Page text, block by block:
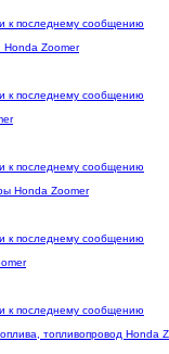
к последнему сообщению
Zoomer
к последнему сообщению
к последнему сообщению
Honda Zoomer
к последнему сообщению
к последнему сообщению
топливопровод Honda